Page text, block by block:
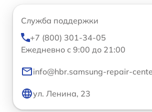
Служба поддержки
+7 (800) 301-34-05
Ежедневно с 9:00 до 21:00
info@hbr.samsung-repair-
ул. Ленина, 23